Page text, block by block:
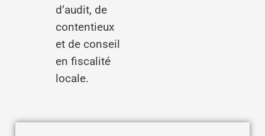
d’audit, de
contentieux
et de conseil
en fiscalité
locale.